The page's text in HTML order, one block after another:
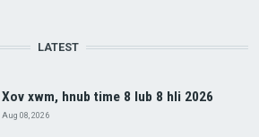
LATEST
Xov xwm, hnub time 8 lub 8 hli 2026
Aug 08, 2026